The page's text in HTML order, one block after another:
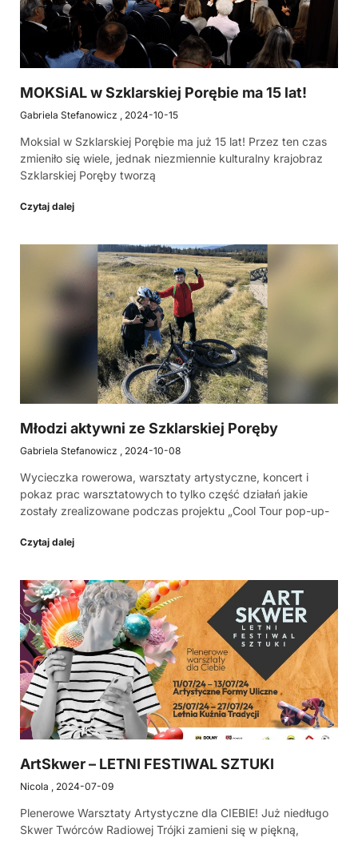
MOKSiAL w Szklarskiej Porębie ma 15 lat!
Gabriela Stefanowicz 2024-10-15
Moksial w Szklarskiej Porębie ma już 15 lat! Przez ten czas
zmieniło się wiele, jednak niezmiennie kulturalny krajobraz
Szklarskiej Poręby tworzą
Czytaj dalej
Młodzi aktywni ze Szklarskiej Poręby
Gabriela Stefanowicz 2024-10-08
Wycieczka rowerowa, warsztaty artystyczne, koncert i
pokaz prac warsztatowych to tylko część działań jakie
zostały zrealizowane podczas projektu „Cool Tour pop-up-
Czytaj dalej
ArtSkwer – LETNI FESTIWAL SZTUKI
Nicola 2024-07-09
Plenerowe Warsztaty Artystyczne dla CIEBIE! Już niedługo
Skwer Twórców Radiowej Trójki zamieni się w piękną,